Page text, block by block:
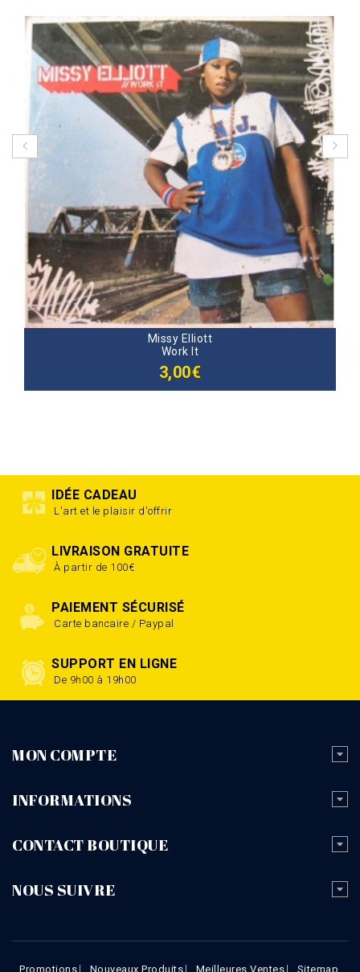
Missy Elliott
Work It
3,00€
IDÉE CADEAU
L'art et le plaisir d'offrir
LIVRAISON GRATUITE
À partir de 100€
PAIEMENT SÉCURISÉ
Carte bancaire / Paypal
SUPPORT EN LIGNE
De 9h00 à 19h00
MON COMPTE
INFORMATIONS
CONTACT BOUTIQUE
NOUS SUIVRE
Promotions Nouveaux Produits Meilleures Ventes Sitemap